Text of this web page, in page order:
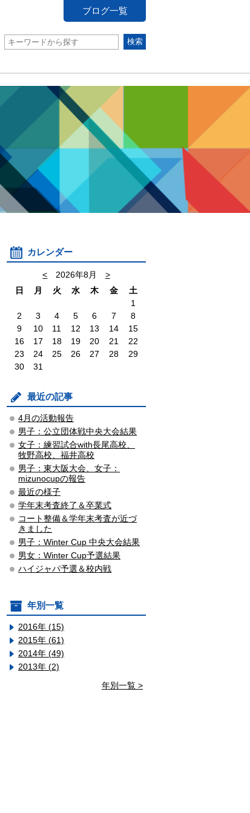
ブログ一覧
カレンダー
< 2026年8月
>
日
月 火 水 木 金
土
1
2
3 4 5 6 7
8
9
10 11 12 13 14
15
16
17 18 19 20 21
22
23
24 25 26 27 28
29
30
31
最近の記事
4月の活動報告
男子：公立団体戦中央大会結果
女子：練習試合with長尾高校、
牧野高校、福井高校
男子：東大阪大会、女子：
mizunocupの報告
最近の様子
学年末考査終了＆卒業式
コート整備＆学年末考査が近づ
きました
男子：Winter Cup 中央大会結果
男女：Winter Cup予選結果
ハイジャパ予選＆校内戦
年別一覧
2016年 (15)
2015年 (61)
2014年 (49)
2013年 (2)
年別一覧 >